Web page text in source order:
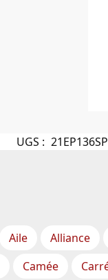
UGS : 21EP136SP
Aile Alliance
Camée